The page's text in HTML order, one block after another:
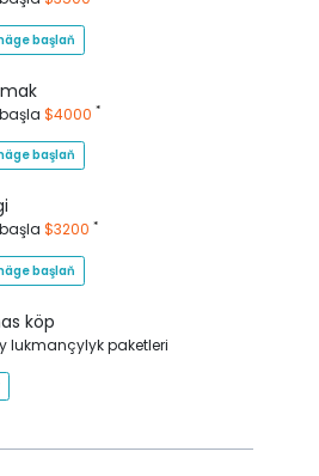
başlaň
$4000 *
başlaň
$3200 *
başlaň
köp
lukmançylyk paketleri